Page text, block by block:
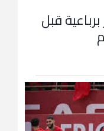
قبل